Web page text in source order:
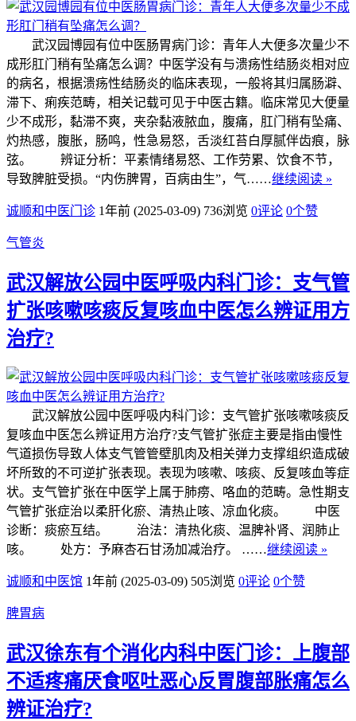
武汉园博园有位中医肠胃病门诊：青年人大便多次量少不
成形肛门稍有坠痛怎么调？中医学没有与溃疡性结肠炎相对应
的病名，根据溃疡性结肠炎的临床表现，一般将其归属肠澼、
滞下、痢疾范畴，相关记载可见于中医古籍。临床常见大便量
少不成形，黏滞不爽，夹杂黏液脓血，腹痛，肛门稍有坠痛、
灼热感，腹胀，肠鸣，性急易怒，舌淡红苔白厚腻伴齿痕，脉
弦。 辨证分析：平素情绪易怒、工作劳累、饮食不节，
导致脾脏受损。“内伤脾胃，百病由生”，气……继续阅读 »
诚顺和中医门诊 1年前 (2025-03-09) 736浏览 0评论 0个赞
气管炎
武汉解放公园中医呼吸内科门诊：支气管
扩张咳嗽咳痰反复咳血中医怎么辨证用方
治疗?
武汉解放公园中医呼吸内科门诊：支气管扩张咳嗽咳痰反
复咳血中医怎么辨证用方治疗?支气管扩张症主要是指由慢性
气道损伤导致人体支气管管壁肌肉及相关弹力支撑组织造成破
坏所致的不可逆扩张表现。表现为咳嗽、咳痰、反复咳血等症
状。支气管扩张在中医学上属于肺痨、咯血的范畴。急性期支
气管扩张症治以柔肝化瘀、清热止咳、凉血化痰。 中医
诊断：痰瘀互结。 治法：清热化痰、温脾补肾、润肺止
咳。 处方：予麻杏石甘汤加减治疗。 ……继续阅读 »
诚顺和中医馆 1年前 (2025-03-09) 505浏览 0评论 0个赞
脾胃病
武汉徐东有个消化内科中医门诊：上腹部
不适疼痛厌食呕吐恶心反胃腹部胀痛怎么
辨证治疗?